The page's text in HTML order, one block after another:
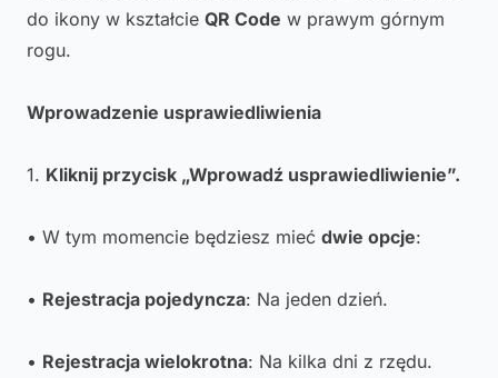
do ikony w kształcie QR Code w prawym górnym
rogu.
Wprowadzenie usprawiedliwienia
1. Kliknij przycisk „Wprowadź usprawiedliwienie”.
• W tym momencie będziesz mieć dwie opcje:
• Rejestracja pojedyncza: Na jeden dzień.
• Rejestracja wielokrotna: Na kilka dni z rzędu.